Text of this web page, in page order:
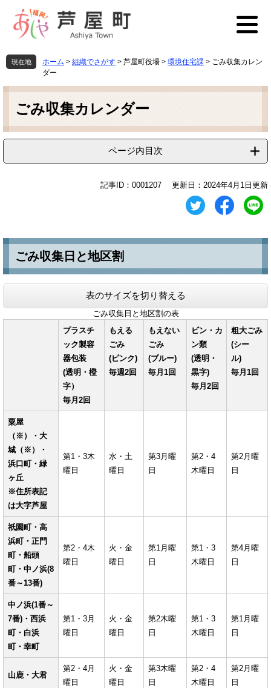
先
頭
を
飛
文
現在地 ホーム > 組織でさがす > 芦屋町役場 > 環境住宅課 > ごみ収集カレン
ダー
本
ごみ収集カレンダー
ページ内目次
記事ID：0001207 更新日：2024年4月1日更新
ごみ収集日と地区割
表のサイズを切り替える
ごみ収集日と地区割の表
プラスチ
ック製容
器包装
(透明・橙
字）
毎月2回
もえる
ごみ
(ピンク)
毎週2回
もえない
ごみ
(ブルー)
毎月1回
ビン・カ
ン類
(透明・
黒字)
毎月2回
粗大ごみ
(シー
ル)
毎月1回
粟屋
（※）・大
城（※）・
浜口町・緑
ヶ丘
※住所表記
は大字芦屋
第1・3木
曜日
水・土
曜日
第3月曜
日
第2・4
木曜日
第2月曜
日
祇園町・高
浜町・正門
町・船頭
町・中ノ浜(8
番～13番)
第2・4木
曜日
火・金
曜日
第1月曜
日
第1・3
木曜日
第4月曜
日
中ノ浜(1番～
7番)・西浜
町・白浜
町・幸町
第1・3月
曜日
火・金
曜日
第2木曜
日
第1・3
木曜日
第1月曜
日
山鹿・大君
第2・4月
曜日
火・金
曜日
第3木曜
日
第2・4
木曜日
第2月曜
日